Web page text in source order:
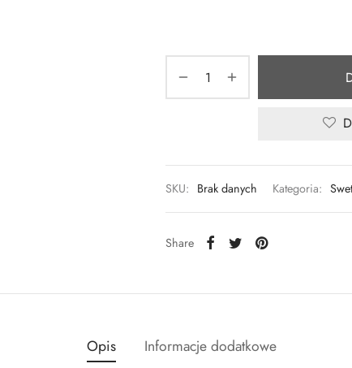
SKU: Brak danych Kategoria:
Share
Opis Informacje dodatkowe